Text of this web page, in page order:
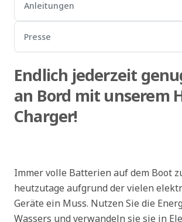
Anleitungen
Presse
Endlich jederzeit
an Bord mit unserem
Charger!
Immer volle Batterien auf dem Boot
heutzutage aufgrund der vielen
Geräte ein Muss. Nutzen Sie die
Wassers und verwandeln sie sie in